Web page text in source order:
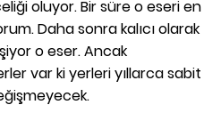
oluyor. Bir süre o eseri en
Daha sonra kalıcı olarak
o eser. Ancak
var ki yerleri yıllarca sabit